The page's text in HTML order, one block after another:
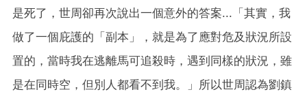
是死了，世周卻再次說出一個意外的答案...「其實，我
做了一個庇護的「副本」，就是為了應對危及狀況所設
置的，當時我在逃離馬可追殺時，遇到同樣的狀況，雖
是在同時空，但別人都看不到我。」所以世周認為劉鎮